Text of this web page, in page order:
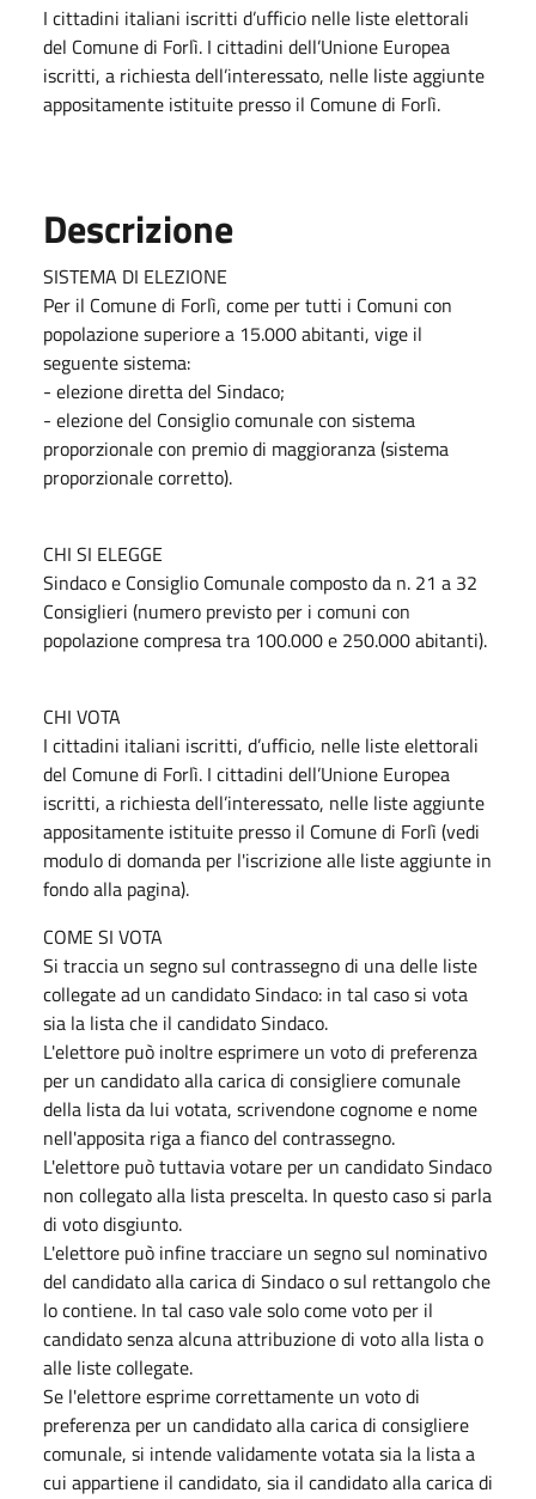
I cittadini italiani iscritti d’ufficio nelle liste elettorali
del Comune di Forlì. I cittadini dell’Unione Europea
iscritti, a richiesta dell’interessato, nelle liste aggiunte
appositamente istituite presso il Comune di Forlì.
Descrizione
SISTEMA DI ELEZIONE
Per il Comune di Forlì, come per tutti i Comuni con
popolazione superiore a 15.000 abitanti, vige il
seguente sistema:
- elezione diretta del Sindaco;
- elezione del Consiglio comunale con sistema
proporzionale con premio di maggioranza (sistema
proporzionale corretto).
CHI SI ELEGGE
Sindaco e Consiglio Comunale composto da n. 21 a 32
Consiglieri (numero previsto per i comuni con
popolazione compresa tra 100.000 e 250.000 abitanti).
CHI VOTA
I cittadini italiani iscritti, d’ufficio, nelle liste elettorali
del Comune di Forlì. I cittadini dell’Unione Europea
iscritti, a richiesta dell’interessato, nelle liste aggiunte
appositamente istituite presso il Comune di Forlì (vedi
modulo di domanda per l'iscrizione alle liste aggiunte in
fondo alla pagina).
COME SI VOTA
Si traccia un segno sul contrassegno di una delle liste
collegate ad un candidato Sindaco: in tal caso si vota
sia la lista che il candidato Sindaco.
L'elettore può inoltre esprimere un voto di preferenza
per un candidato alla carica di consigliere comunale
della lista da lui votata, scrivendone cognome e nome
nell'apposita riga a fianco del contrassegno.
L'elettore può tuttavia votare per un candidato Sindaco
non collegato alla lista prescelta. In questo caso si parla
di voto disgiunto.
L'elettore può infine tracciare un segno sul nominativo
del candidato alla carica di Sindaco o sul rettangolo che
lo contiene. In tal caso vale solo come voto per il
candidato senza alcuna attribuzione di voto alla lista o
alle liste collegate.
Se l'elettore esprime correttamente un voto di
preferenza per un candidato alla carica di consigliere
comunale, si intende validamente votata sia la lista a
cui appartiene il candidato, sia il candidato alla carica di